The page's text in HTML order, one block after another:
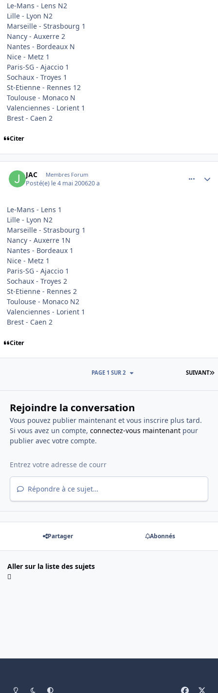
Le-Mans - Lens N2
Lille - Lyon N2
Marseille - Strasbourg 1
Nancy - Auxerre 2
Nantes - Bordeaux N
Nice - Metz 1
Paris-SG - Ajaccio 1
Sochaux - Troyes 1
St-Etienne - Rennes 12
Toulouse - Monaco N
Valenciennes - Lorient 1
Brest - Caen 2
Citer
JAC Membres Forum
Posté(e) le 4 mai 200620 a
Le-Mans - Lens 1
Lille - Lyon N2
Marseille - Strasbourg 1
Nancy - Auxerre 1N
Nantes - Bordeaux 1
Nice - Metz 1
Paris-SG - Ajaccio 1
Sochaux - Troyes 2
St-Etienne - Rennes 2
Toulouse - Monaco N2
Valenciennes - Lorient 1
Brest - Caen 2
Citer
SUIVANT
PAGE 1 SUR 2
Rejoindre la conversation
Vous pouvez publier maintenant et vous inscrire plus tard.
Si vous avez un compte, connectez-vous maintenantpour
publier avec votre compte.
Répondre à ce sujet…
Partager Abonnés
Aller sur la liste des sujets
Light ModeMode sombreSystem Preference